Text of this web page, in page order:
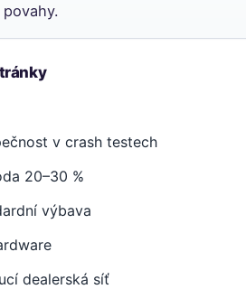
v crash testech
20–30 %
výbava
dealerská síť